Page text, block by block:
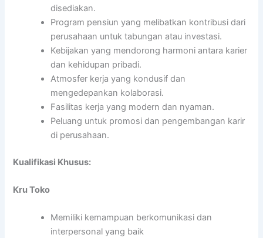
disediakan.
Program pensiun yang melibatkan kontribusi dari
perusahaan untuk tabungan atau investasi.
Kebijakan yang mendorong harmoni antara karier
dan kehidupan pribadi.
Atmosfer kerja yang kondusif dan
mengedepankan kolaborasi.
Fasilitas kerja yang modern dan nyaman.
Peluang untuk promosi dan pengembangan karir
di perusahaan.
Kualifikasi Khusus:
Kru Toko
Memiliki kemampuan berkomunikasi dan
interpersonal yang baik